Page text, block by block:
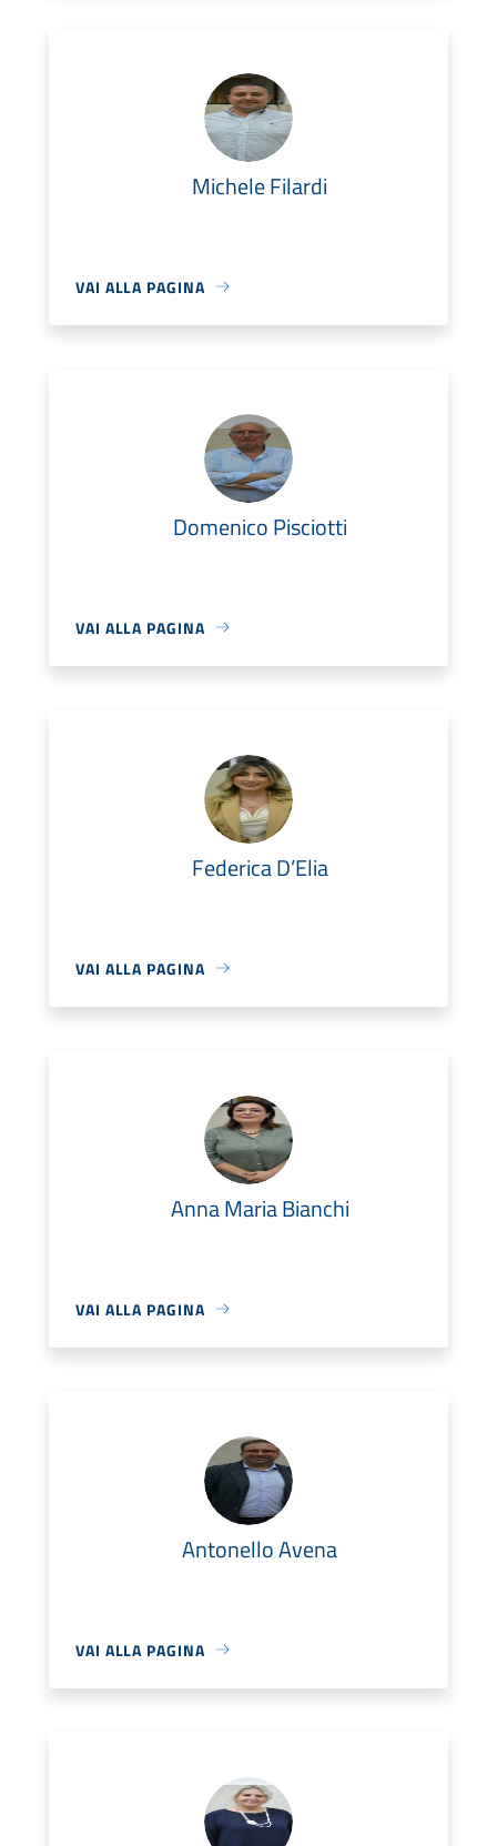
Michele Filardi
VAI ALLA PAGINA
Domenico Pisciotti
VAI ALLA PAGINA
Federica D’Elia
VAI ALLA PAGINA
Anna Maria Bianchi
VAI ALLA PAGINA
Antonello Avena
VAI ALLA PAGINA